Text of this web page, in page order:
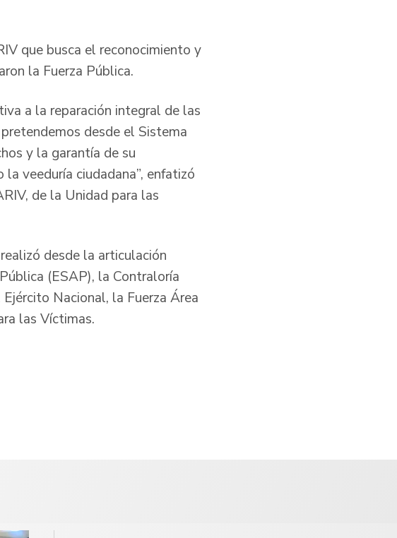
que busca el reconocimiento y
la Fuerza Pública.
a la reparación integral de las
desde el Sistema
y la garantía de su
veeduría ciudadana”, enfatizó
de la Unidad para las
desde la articulación
(ESAP), la Contraloría
Nacional, la Fuerza Área
las Víctimas.